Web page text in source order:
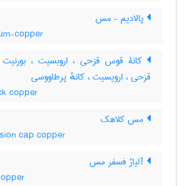
پالادیم – مس
copper
کانۀ قوس قزحی ، اروبسیت ،
قزحی ، ارویسیت ، کانهٔ پرطاووسی
copper
مس کلاهک
cap copper
آلیاژ فسفر مس